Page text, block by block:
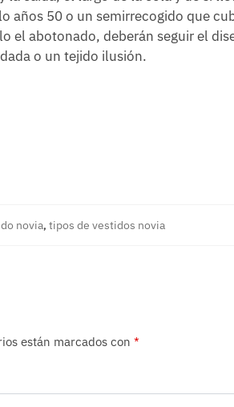
años 50 o un semirrecogido que
el abotonado, deberán seguir el
o un tejido ilusión.
novia,tipos de vestidos novia
están marcados con *